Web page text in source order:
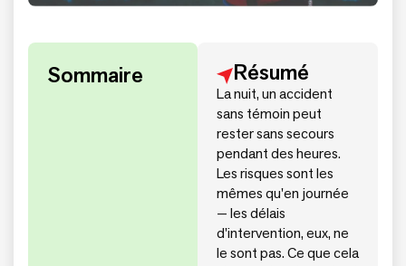
Sommaire Résumé
La nuit, un accident
sans témoin peut
rester sans secours
pendant des heures.
Les risques sont les
mêmes qu'en journée
— les délais
d'intervention, eux, ne
le sont pas. Ce que cela